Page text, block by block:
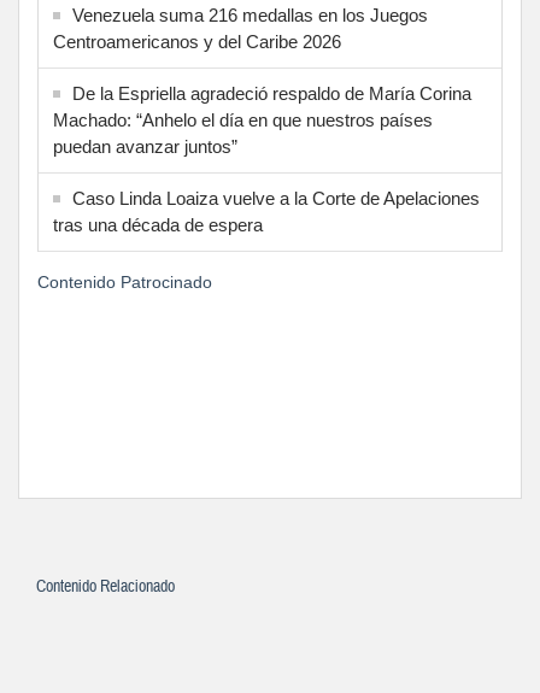
Venezuela suma 216 medallas en los Juegos
Centroamericanos y del Caribe 2026
De la Espriella agradeció respaldo de María Corina
Machado: “Anhelo el día en que nuestros países
puedan avanzar juntos”
Caso Linda Loaiza vuelve a la Corte de Apelaciones
tras una década de espera
Contenido Patrocinado
Contenido Relacionado